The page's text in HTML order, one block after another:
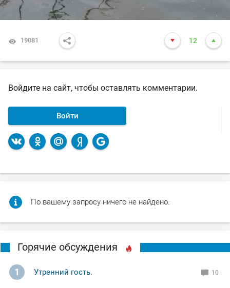
19081 12
Войдите на сайт, чтобы оставлять комментарии.
Войти
По вашему запросу ничего не найдено.
Горячие обсуждения
1 Утренний гость. 10